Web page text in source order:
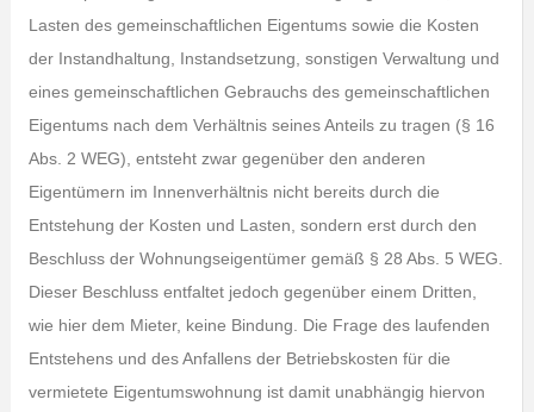
Lasten des gemeinschaftlichen Eigentums sowie die Kosten
der Instandhaltung, Instandsetzung, sonstigen Verwaltung und
eines gemeinschaftlichen Gebrauchs des gemeinschaftlichen
Eigentums nach dem Verhältnis seines Anteils zu tragen (§ 16
Abs. 2 WEG), entsteht zwar gegenüber den anderen
Eigentümern im Innenverhältnis nicht bereits durch die
Entstehung der Kosten und Lasten, sondern erst durch den
Beschluss der Wohnungseigentümer gemäß § 28 Abs. 5 WEG.
Dieser Beschluss entfaltet jedoch gegenüber einem Dritten,
wie hier dem Mieter, keine Bindung. Die Frage des laufenden
Entstehens und des Anfallens der Betriebskosten für die
vermietete Eigentumswohnung ist damit unabhängig hiervon